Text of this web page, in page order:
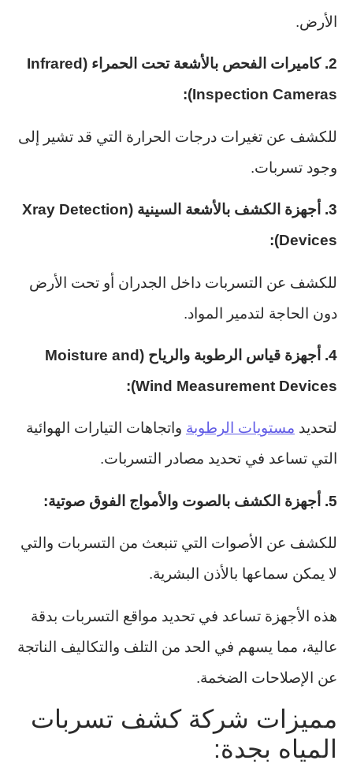
الأرض.
2. كاميرات الفحص بالأشعة تحت الحمراء (Infrared
Inspection Cameras):
للكشف عن تغيرات درجات الحرارة التي قد تشير إلى
وجود تسربات.
3. أجهزة الكشف بالأشعة السينية (Xray Detection
Devices):
للكشف عن التسربات داخل الجدران أو تحت الأرض
دون الحاجة لتدمير المواد.
4. أجهزة قياس الرطوبة والرياح (Moisture and
Wind Measurement Devices):
لتحديد مستويات الرطوبة واتجاهات التيارات الهوائية
التي تساعد في تحديد مصادر التسربات.
5. أجهزة الكشف بالصوت والأمواج الفوق صوتية:
للكشف عن الأصوات التي تنبعث من التسربات والتي
لا يمكن سماعها بالأذن البشرية.
هذه الأجهزة تساعد في تحديد مواقع التسربات بدقة
عالية، مما يسهم في الحد من التلف والتكاليف الناتجة
عن الإصلاحات الضخمة.
مميزات شركة كشف تسربات
المياه بجدة: